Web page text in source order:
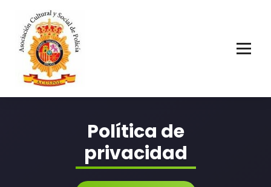
contenido
Política de
privacidad